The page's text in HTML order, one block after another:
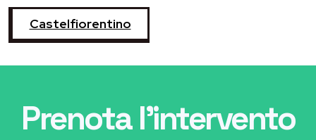
Castelfiorentino
Prenota l'intervento